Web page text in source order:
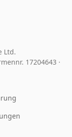
Ltd.
17204643 ·